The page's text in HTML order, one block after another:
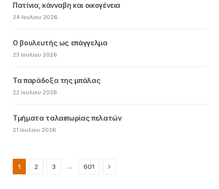
Πατίνια, κάνναβη και οικογένεια
24 Ιουλίου 2026
Ο βουλευτής ως επάγγελμα
23 Ιουλίου 2026
Τα παράδοξα της μπάλας
22 Ιουλίου 2026
Τμήματα ταλαιπωρίας πελατών
21 Ιουλίου 2026
1 2 3 … 601 Next